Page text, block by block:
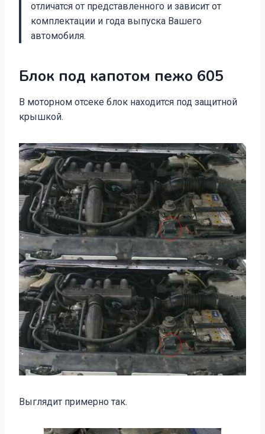
отличатся от представленного и зависит от
комплектации и года выпуска Вашего
автомобиля.
Блок под капотом пежо 605
В моторном отсеке блок находится под защитной
крышкой.
Выглядит примерно так.